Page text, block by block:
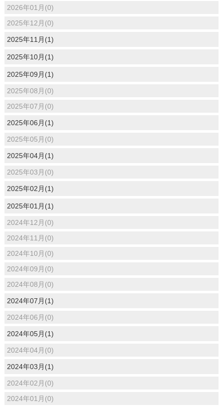
2026年01月(0)
2025年12月(0)
2025年11月(1)
2025年10月(1)
2025年09月(1)
2025年08月(0)
2025年07月(0)
2025年06月(1)
2025年05月(0)
2025年04月(1)
2025年03月(0)
2025年02月(1)
2025年01月(1)
2024年12月(0)
2024年11月(0)
2024年10月(0)
2024年09月(0)
2024年08月(0)
2024年07月(1)
2024年06月(0)
2024年05月(1)
2024年04月(0)
2024年03月(1)
2024年02月(0)
2024年01月(0)